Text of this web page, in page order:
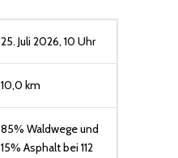
25. Juli 2026, 10 Uhr
10,0 km
85% Waldwege und
15% Asphalt bei 112